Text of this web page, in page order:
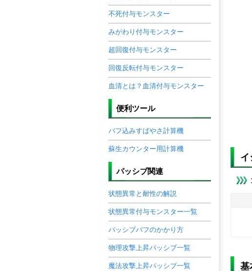
イ
基
不死付与モンスター
みがわり付与モンスター
超回復付与モンスター
回復反転付与モンスター
血清とは？血清付与モンスター
便利ツール
バフ込みすばやさ計算機
蘇生カウンター用計算機
パッシブ関連
状態異常と耐性の解説
状態異常付与モンスター一覧
パッシブバフのかかり方
物理攻撃上昇パッシブ一覧
魔法攻撃上昇パッシブ一覧